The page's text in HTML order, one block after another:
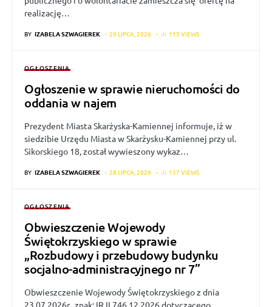
realizację…
BY IZABELA SZWAGIEREK 29 LIPCA, 2026 115 VIEWS
OGŁOSZENIA
Ogłoszenie w sprawie nieruchomości do
oddania w najem
Prezydent Miasta Skarżyska-Kamiennej informuje, iż w
siedzibie Urzędu Miasta w Skarżysku-Kamiennej przy ul.
Sikorskiego 18, został wywieszony wykaz…
BY IZABELA SZWAGIEREK 28 LIPCA, 2026 137 VIEWS
OGŁOSZENIA
Obwieszczenie Wojewody
Świętokrzyskiego w sprawie
„Rozbudowy i przebudowy budynku
socjalno-administracyjnego nr 7”
Obwieszczenie Wojewody Świętokrzyskiego z dnia
23.07.2026r., znak: IR.II.746.12.2026 dotyczącego